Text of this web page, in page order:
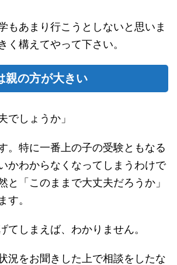
もあまり行こうとしないと思いま
く構えてやって下さい。
親の方が大きい
でしょうか」
。特に一番上の子の受験ともなる
かわからなくなってしまうわけで
と「このままで大丈夫だろうか」
す。
てしまえば、わかりません。
況をお聞きした上で相談をしたな